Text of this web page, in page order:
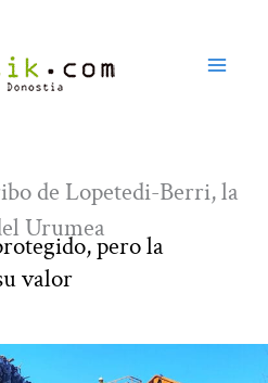
de Lopetedi-Berri, la
Urumea
pero la
valor